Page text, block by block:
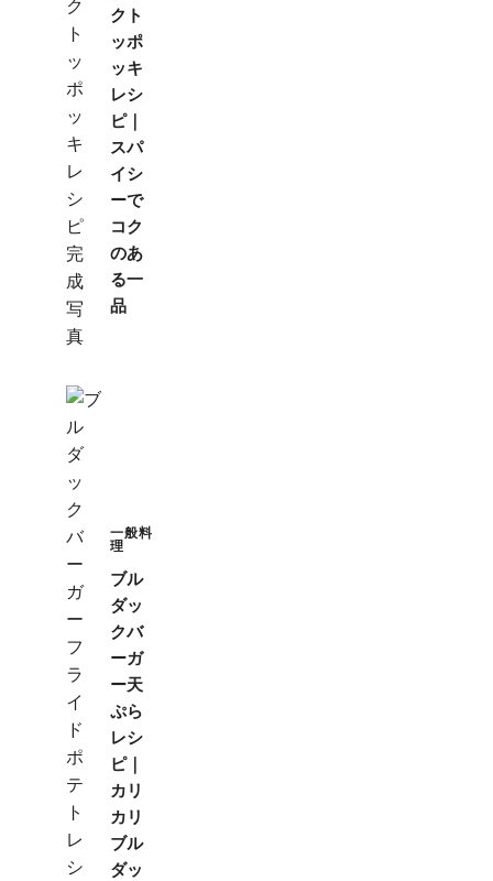
クト
ッポ
ッキ
レシ
ピ｜
スパ
イシ
ーで
コク
のあ
る一
品
一般料
理
ブル
ダッ
クバ
ーガ
ー天
ぷら
レシ
ピ｜
カリ
カリ
ブル
ダッ